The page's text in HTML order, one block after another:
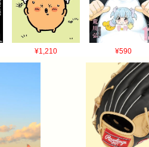
¥1,210 ¥590